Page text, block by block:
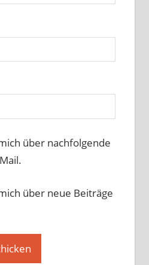
über nachfolgende
über neue Beiträge